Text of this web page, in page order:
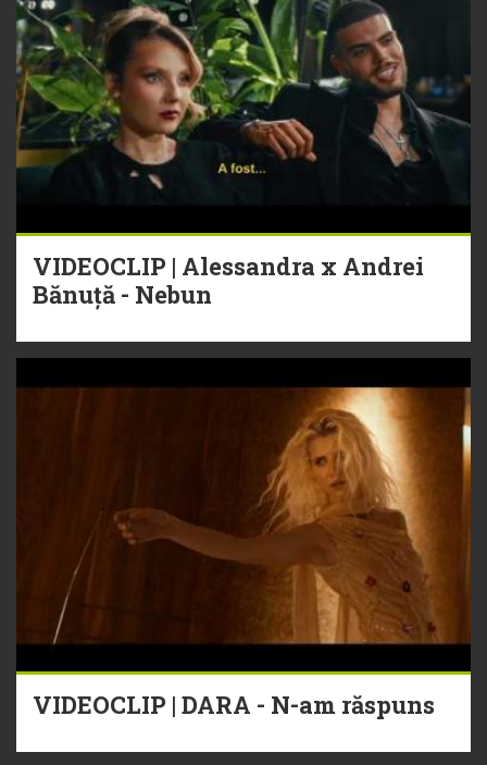
VIDEOCLIP | Alessandra x Andrei
Bănuță - Nebun
VIDEOCLIP | DARA - N-am răspuns